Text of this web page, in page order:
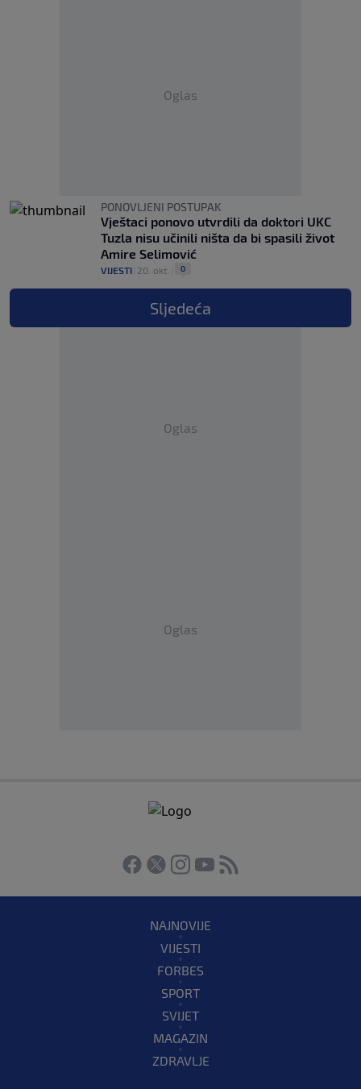
Oglas
PONOVLJENI POSTUPAK
Vještaci ponovo utvrdili da doktori UKC
Tuzla nisu učinili ništa da bi spasili život
Amire Selimović
VIJESTI 20. okt. 0
Sljedeća
Oglas
Oglas
NAJNOVIJE
VIJESTI
FORBES
SPORT
SVIJET
MAGAZIN
ZDRAVLJE